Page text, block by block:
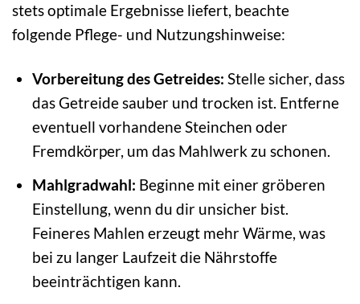
stets optimale Ergebnisse liefert, beachte
folgende Pflege- und Nutzungshinweise:
Vorbereitung des Getreides: Stelle sicher, dass
das Getreide sauber und trocken ist. Entferne
eventuell vorhandene Steinchen oder
Fremdkörper, um das Mahlwerk zu schonen.
Mahlgradwahl: Beginne mit einer gröberen
Einstellung, wenn du dir unsicher bist.
Feineres Mahlen erzeugt mehr Wärme, was
bei zu langer Laufzeit die Nährstoffe
beeinträchtigen kann.